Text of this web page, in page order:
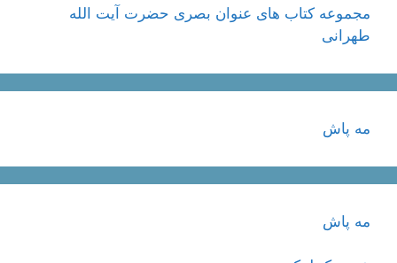
مجموعه کتاب های عنوان بصری حضرت آیت الله
طهرانی
مه پاش
مه پاش